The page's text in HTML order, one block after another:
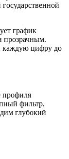
график
прозрачным.
каждую цифру до
профиля
фильтр,
глубокий